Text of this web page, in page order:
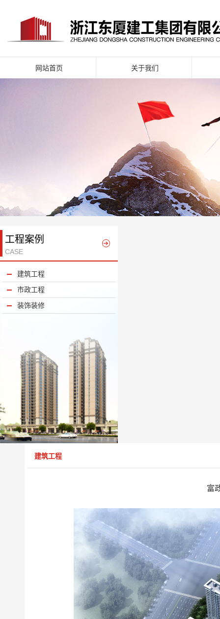
网站首页 关于我们
工程案例
CASE
建筑工程
市政工程
装饰装修
建筑工程
富